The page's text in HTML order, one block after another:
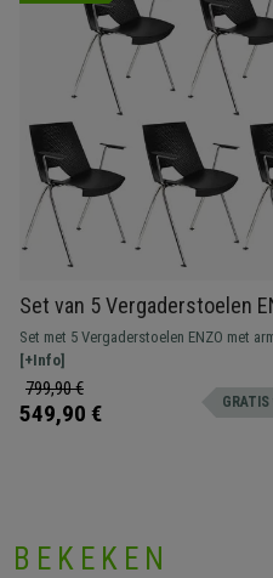
Set van 5 Vergaderstoelen
Armleuningen, Comfortabel,
Stapelbaar, Kleur Zwart
Set met 5 Vergaderstoelen ENZO met
en prachtig avant-garde design. Perfect
wachtkamers of vergaderruimtes.
verschillende kleuren.
[+Info]
799,90 €
549,90 €
BEKEKEN